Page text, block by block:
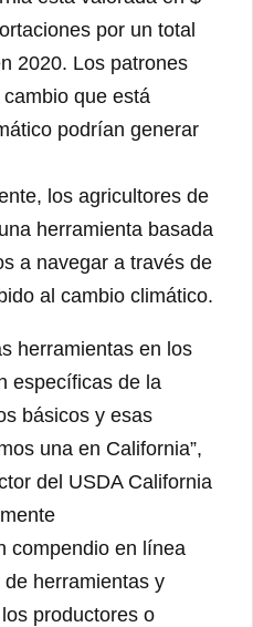
por un total
2020. Los patrones
que está
podrían generar
los agricultores de
herramienta basada
a navegar a través de
al cambio climático.
herramientas en los
específicas de la
básicos y esas
una en California”,
del USDA California
compendio en línea
herramientas y
productores o